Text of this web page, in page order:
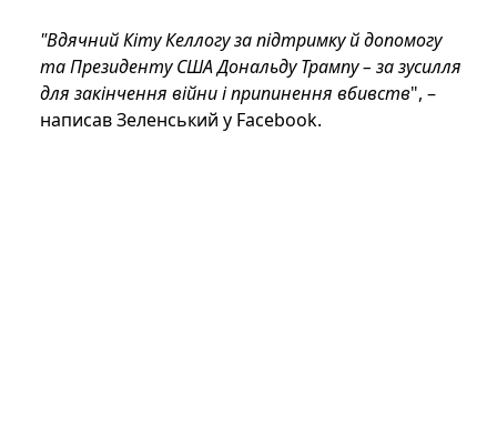
"Вдячний Кіту Келлогу за підтримку й допомогу
та Президенту США Дональду Трампу – за зусилля
для закінчення війни і припинення вбивств", –
написав Зеленський у Facebook.